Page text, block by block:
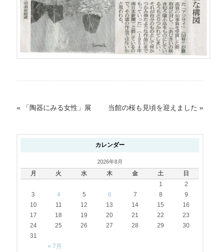
« 「陶器にみる女性」展 当館の桜も見頃を迎えました »
カレンダー
2026年8月
月 火 水 木 金 土
日
1
2
3
4 5 6 7 8
9
10
11 12 13 14 15
16
17
18 19 20 21 22
23
24
25 26 27 28 29
30
31
« 7月